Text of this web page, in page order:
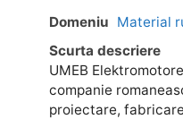
Domeniu Material
Scurta descriere
UMEB
companie
proiectare,